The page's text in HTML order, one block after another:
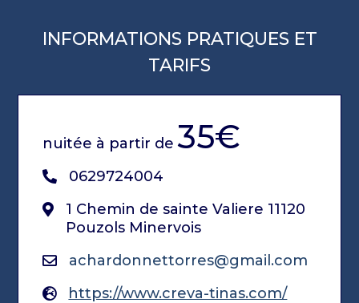
INFORMATIONS PRATIQUES ET
TARIFS
nuitée à partir de35€
0629724004
1 Chemin de sainte Valiere 11120
Pouzols Minervois
achardonnettorres@gmail.com
https://www.creva-tinas.com/